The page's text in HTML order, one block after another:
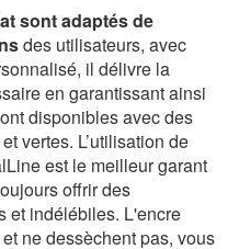
sont adaptés de
des utilisateurs, avec
il délivre la
en garantissant ainsi
disponibles avec des
vertes. L’utilisation de
est le meilleur garant
offrir des
et indélébiles. L'encre
ne dessèchent pas, vous